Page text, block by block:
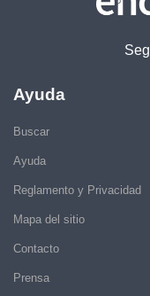
Ayuda
Buscar
Ayuda
Reglamento y Privacidad
Mapa del sitio
Contacto
Prensa